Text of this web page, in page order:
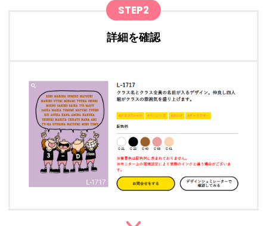
STEP2
詳細を確認